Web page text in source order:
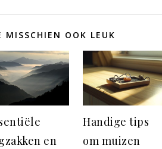
MISSCHIEN OOK LEUK
en
Handige tips
om muizen